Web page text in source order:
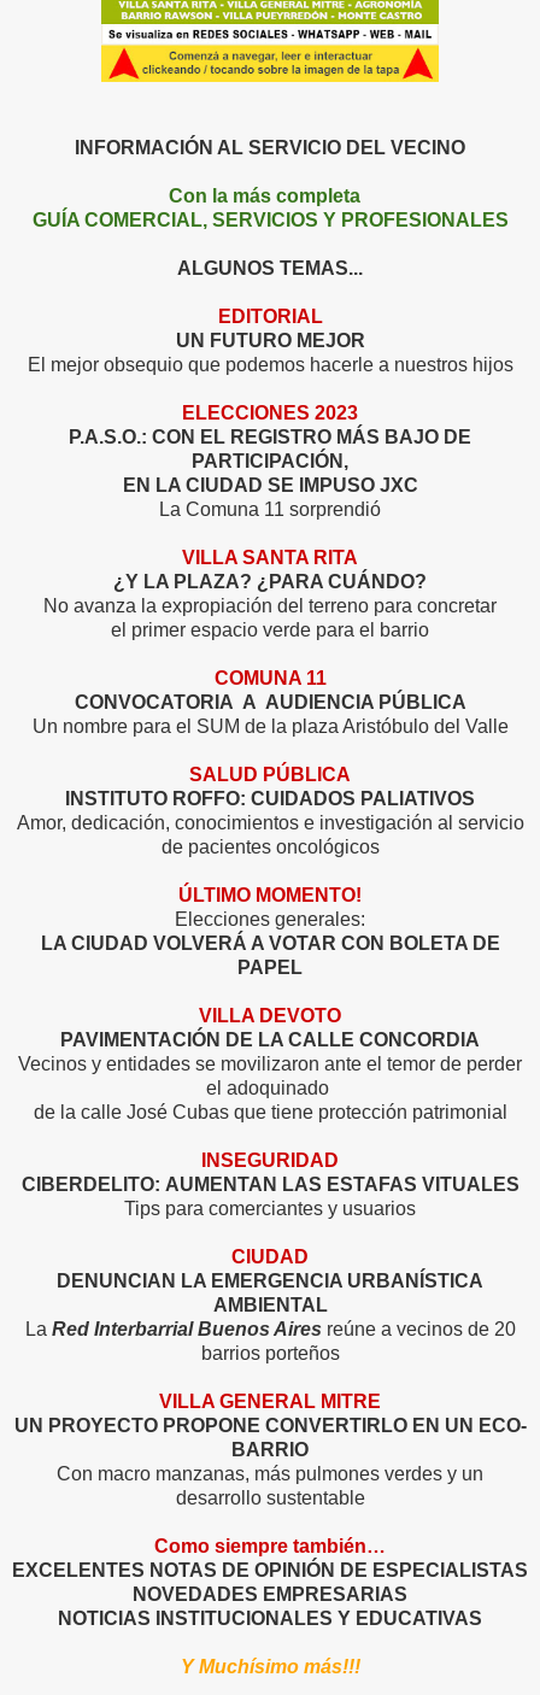
INFORMACIÓN AL SERVICIO DEL VECINO
Con la más completa
GUÍA COMERCIAL, SERVICIOS Y PROFESIONALES
ALGUNOS TEMAS...
EDITORIAL
UN FUTURO MEJOR
El mejor obsequio que podemos hacerle a nuestros hijos
ELECCIONES 2023
P.A.S.O.: CON EL REGISTRO MÁS BAJO DE
PARTICIPACIÓN,
EN LA CIUDAD SE IMPUSO JXC
La Comuna 11 sorprendió
VILLA SANTA RITA
¿Y LA PLAZA? ¿PARA CUÁNDO?
No avanza la expropiación del terreno para concretar
el primer espacio verde para el barrio
COMUNA 11
CONVOCATORIA A AUDIENCIA PÚBLICA
Un nombre para el SUM de la plaza Aristóbulo del Valle
SALUD PÚBLICA
INSTITUTO ROFFO: CUIDADOS PALIATIVOS
Amor, dedicación, conocimientos e investigación al servicio
de pacientes oncológicos
ÚLTIMO MOMENTO!
Elecciones generales:
LA CIUDAD VOLVERÁ A VOTAR CON BOLETA DE
PAPEL
VILLA DEVOTO
PAVIMENTACIÓN DE LA CALLE CONCORDIA
Vecinos y entidades se movilizaron ante el temor de perder
el adoquinado
de la calle José Cubas que tiene protección patrimonial
INSEGURIDAD
CIBERDELITO: AUMENTAN LAS ESTAFAS VITUALES
Tips para comerciantes y usuarios
CIUDAD
DENUNCIAN LA EMERGENCIA URBANÍSTICA
AMBIENTAL
La Red Interbarrial Buenos Aires reúne a vecinos de 20
barrios porteños
VILLA GENERAL MITRE
UN PROYECTO PROPONE CONVERTIRLO EN UN ECO-
BARRIO
Con macro manzanas, más pulmones verdes y un
desarrollo sustentable
Como siempre también…
EXCELENTES NOTAS DE OPINIÓN DE ESPECIALISTAS
NOVEDADES EMPRESARIAS
NOTICIAS INSTITUCIONALES Y EDUCATIVAS
Y Muchísimo más!!!